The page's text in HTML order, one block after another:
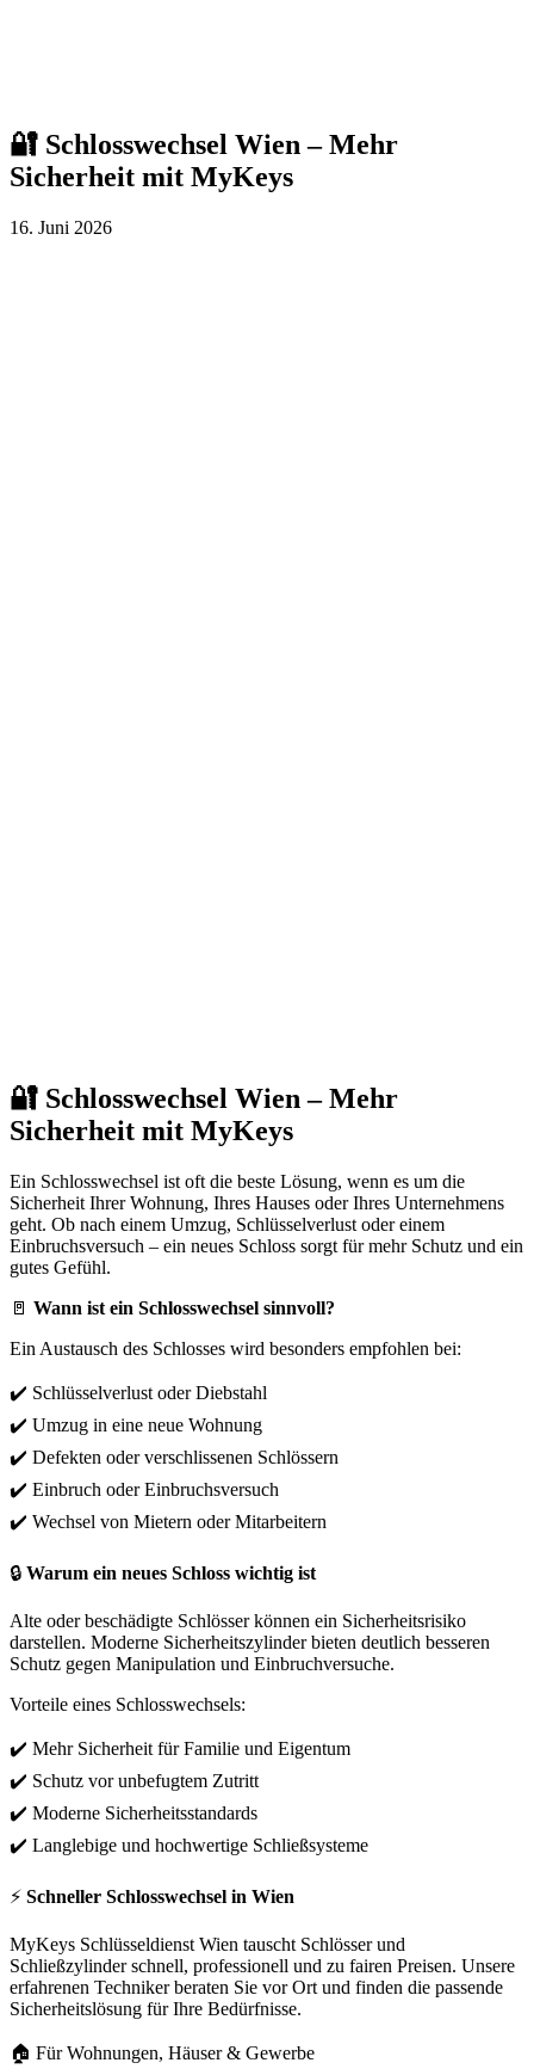
🔐 Schlosswechsel Wien – Mehr
Sicherheit mit MyKeys
16. Juni 2026
🔐 Schlosswechsel Wien – Mehr
Sicherheit mit MyKeys
Ein Schlosswechsel ist oft die beste Lösung, wenn es um die
Sicherheit Ihrer Wohnung, Ihres Hauses oder Ihres Unternehmens
geht. Ob nach einem Umzug, Schlüsselverlust oder einem
Einbruchsversuch – ein neues Schloss sorgt für mehr Schutz und ein
gutes Gefühl.
🚪 Wann ist ein Schlosswechsel sinnvoll?
Ein Austausch des Schlosses wird besonders empfohlen bei:
✔️ Schlüsselverlust oder Diebstahl
✔️ Umzug in eine neue Wohnung
✔️ Defekten oder verschlissenen Schlössern
✔️ Einbruch oder Einbruchsversuch
✔️ Wechsel von Mietern oder Mitarbeitern
🔒 Warum ein neues Schloss wichtig ist
Alte oder beschädigte Schlösser können ein Sicherheitsrisiko
darstellen. Moderne Sicherheitszylinder bieten deutlich besseren
Schutz gegen Manipulation und Einbruchversuche.
Vorteile eines Schlosswechsels:
✔️ Mehr Sicherheit für Familie und Eigentum
✔️ Schutz vor unbefugtem Zutritt
✔️ Moderne Sicherheitsstandards
✔️ Langlebige und hochwertige Schließsysteme
⚡ Schneller Schlosswechsel in Wien
MyKeys Schlüsseldienst Wien tauscht Schlösser und
Schließzylinder schnell, professionell und zu fairen Preisen. Unsere
erfahrenen Techniker beraten Sie vor Ort und finden die passende
Sicherheitslösung für Ihre Bedürfnisse.
🏠 Für Wohnungen, Häuser & Gewerbe